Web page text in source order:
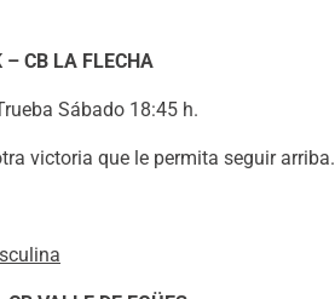
CB LA FLECHA
Sábado 18:45 h.
victoria que le permita seguir arriba.